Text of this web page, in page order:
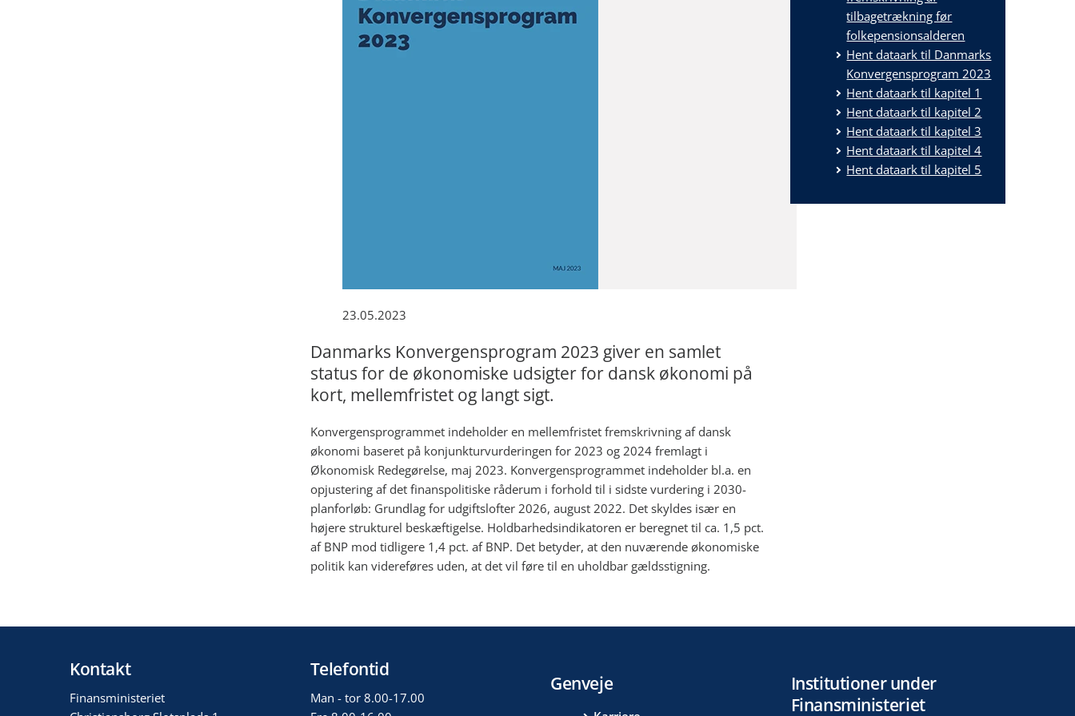
23.05.2023
Danmarks Konvergensprogram 2023 giver en samlet
status for de økonomiske udsigter for dansk økonomi på
kort, mellemfristet og langt sigt.
Konvergensprogrammet indeholder en mellemfristet fremskrivning af dansk
økonomi baseret på konjunkturvurderingen for 2023 og 2024 fremlagt i
Økonomisk Redegørelse, maj 2023. Konvergensprogrammet indeholder bl.a. en
opjustering af det finanspolitiske råderum i forhold til i sidste vurdering i 2030-
planforløb: Grundlag for udgiftslofter 2026, august 2022. Det skyldes især en
højere strukturel beskæftigelse. Holdbarhedsindikatoren er beregnet til ca. 1,5 pct.
af BNP mod tidligere 1,4 pct. af BNP. Det betyder, at den nuværende økonomiske
politik kan videreføres uden, at det vil føre til en uholdbar gældsstigning.
tilbagetrækning før
folkepensionsalderen
Hent dataark til Danmarks
Konvergensprogram 2023
Hent dataark til kapitel 1
Hent dataark til kapitel 2
Hent dataark til kapitel 3
Hent dataark til kapitel 4
Hent dataark til kapitel 5
Kontakt
Finansministeriet
Telefontid
Man - tor 8.00-17.00
Genveje
Institutioner under
Finansministeriet